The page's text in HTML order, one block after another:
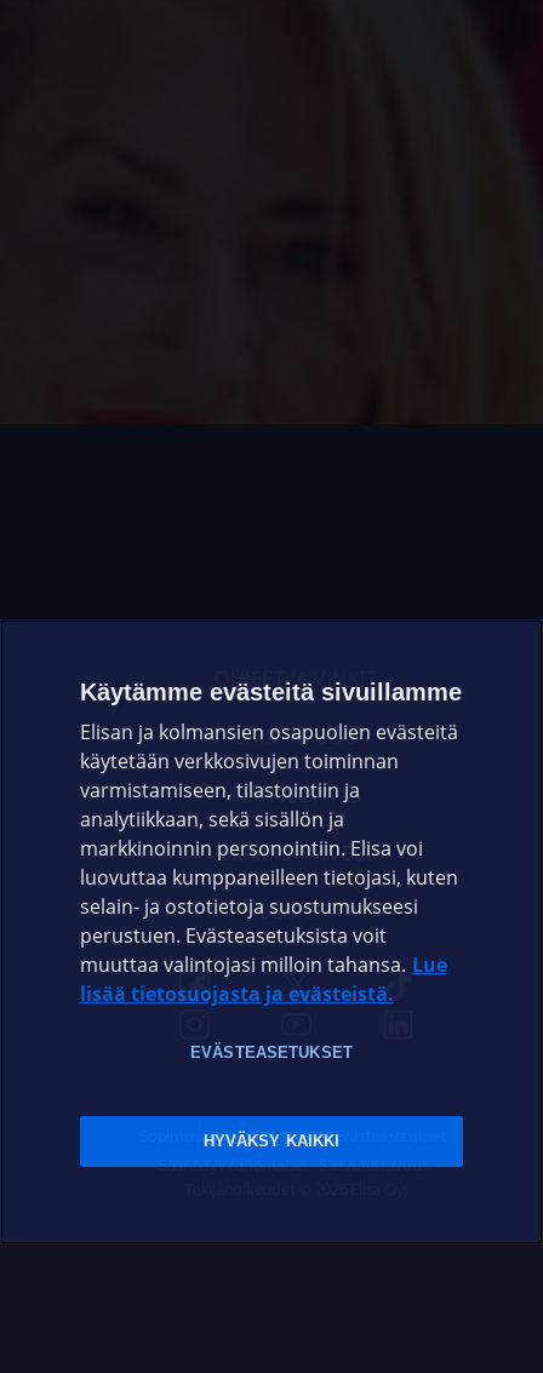
OHJEET JA VINKIT
OMAYHTEISÖ
VIANSELVITYS
ASIAKASPALVELU
ELISA.FI
Sopimusehdot Tietosuoja Evästeasetukset
Sääntelyviranomaiset Saavutettavuus
Käytämme evästeitä sivuillamme
Elisan ja kolmansien osapuolien evästeitä
käytetään verkkosivujen toiminnan
varmistamiseen, tilastointiin ja
analytiikkaan, sekä sisällön ja
markkinoinnin personointiin. Elisa voi
luovuttaa kumppaneilleen tietojasi, kuten
selain- ja ostotietoja suostumukseesi
perustuen. Evästeasetuksista voit
muuttaa valintojasi milloin tahansa. Lue
lisää tietosuojasta ja evästeistä.
EVÄSTEASETUKSET
HYVÄKSY KAIKKI